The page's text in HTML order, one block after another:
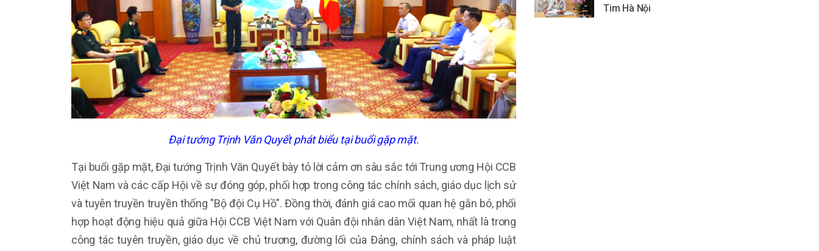
Đại tướng Trịnh Văn Quyết phát biểu tại buổi gặp mặt.
Tại buổi gặp mặt, Đại tướng Trịnh Văn Quyết bày tỏ lời cảm ơn sâu sắc tới Trung ương Hội CCB
Việt Nam và các cấp Hội về sự đóng góp, phối hợp trong công tác chính sách, giáo dục lịch sử
và tuyên truyền truyền thống "Bộ đội Cụ Hồ". Đồng thời, đánh giá cao mối quan hệ gắn bó, phối
hợp hoạt động hiệu quả giữa Hội CCB Việt Nam với Quân đội nhân dân Việt Nam, nhất là trong
công tác tuyên truyền, giáo dục về chủ trương, đường lối của Đảng, chính sách và pháp luật
Tim Hà Nội